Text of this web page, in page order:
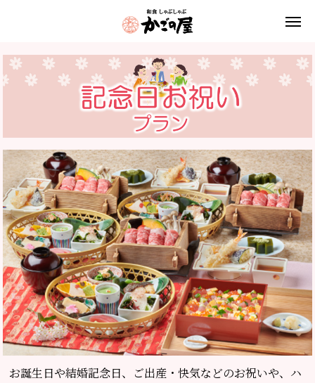
お誕生日や結婚記念日、
ご出産・快気などのお祝いや、ハ